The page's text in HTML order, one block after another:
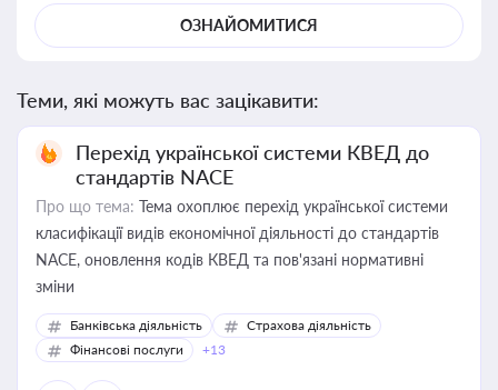
ОЗНАЙОМИТИСЯ
Теми, які можуть вас зацікавити:
Перехід української системи КВЕД до
стандартів NACE
Про що тема: Тема охоплює перехід української системи
класифікації видів економічної діяльності до стандартів
NACE, оновлення кодів КВЕД та пов'язані нормативні
зміни
Банківська діяльність
Страхова діяльність
Фінансові послуги
+13